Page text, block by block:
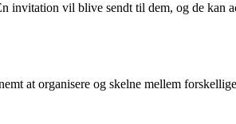
invitation vil blive sendt til dem, og de kan
at organisere og skelne mellem